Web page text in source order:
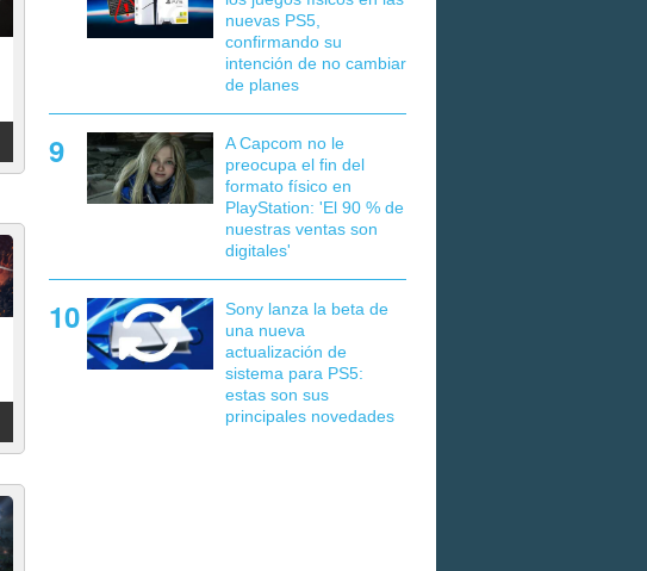
nuevas PS5,
confirmando su
intención de no cambiar
de planes
A Capcom no le
preocupa el fin del
formato físico en
PlayStation: 'El 90 % de
nuestras ventas son
digitales'
Sony lanza la beta de
una nueva
actualización de
sistema para PS5:
estas son sus
principales novedades